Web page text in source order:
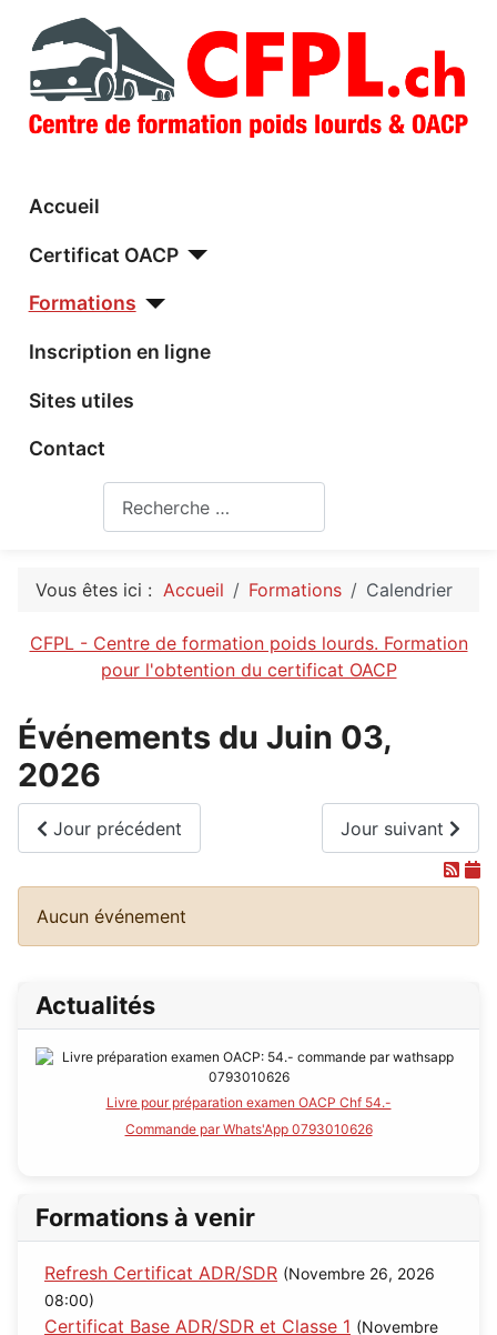
Accueil
Certificat OACP
Formations
Inscription en ligne
Sites utiles
Contact
Vous êtes ici : Accueil Formations Calendrier
CFPL - Centre de formation poids lourds. Formation
pour l'obtention du certificat OACP
Événements du Juin 03,
2026
Jour précédent Jour suivant
Aucun événement
Actualités
Livre pour préparation examen OACP Chf 54.-
Commande par Whats'App 0793010626
Formations à venir
Refresh Certificat ADR/SDR (Novembre 26, 2026
08:00)
Certificat Base ADR/SDR et Classe 1 (Novembre